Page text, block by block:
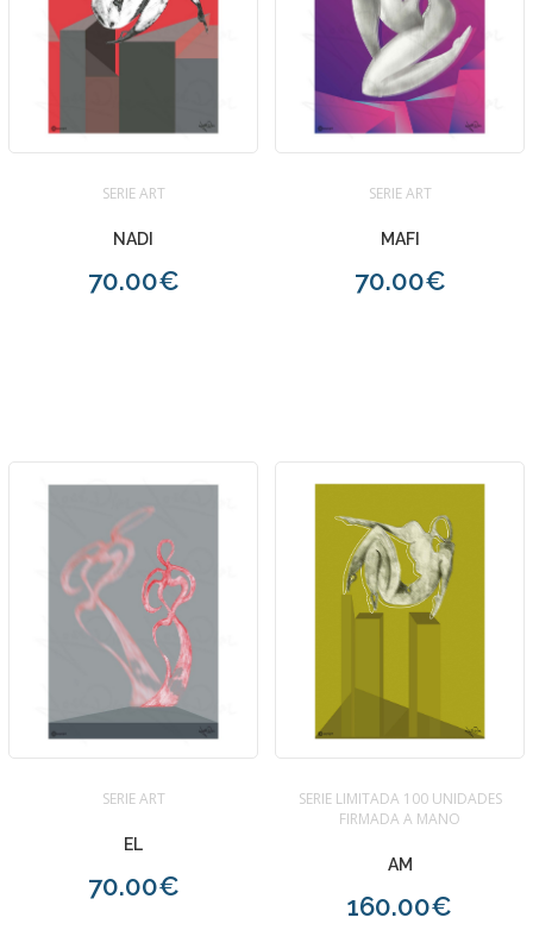
SERIE ART
NADI
70.00€
SERIE ART
MAFI
70.00€
SERIE ART
EL
70.00€
SERIE LIMITADA 100 UNIDADES
FIRMADA A MANO
AM
160.00€